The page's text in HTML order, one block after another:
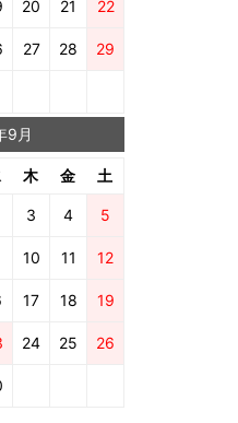
20 21 22
27 28 29
9月
木 金 土
3 4 5
10 11 12
17 18 19
24 25 26